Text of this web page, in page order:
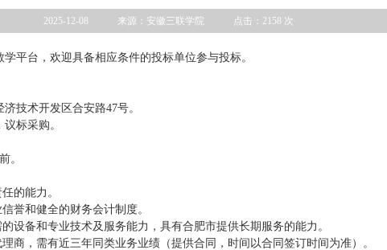
2025-12-08 来源：安徽三联学院 点击： 2158 次
平台，欢迎具备相应条件的投标单位参与投标。
技术开发区合安路47号。
标采购。
。
的能力。
誉和健全的财务会计制度。
设备和专业技术及服务能力，具有合肥市提供长期服务的能力。
商，需有近三年同类业务业绩（提供合同，时间以合同签订时间为准）。